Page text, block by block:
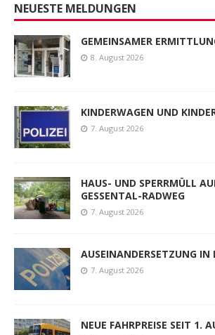
NEUESTE MELDUNGEN
GEMEINSAMER
8. August 2026
KINDERWAGEN UND
7. August 2026
HAUS- UND SPERRMÜLL
GESSENTAL-RADWEG
7. August 2026
AUSEINANDERSETZUNG IN
7. August 2026
NEUE FAHRPREISE SEIT 1.